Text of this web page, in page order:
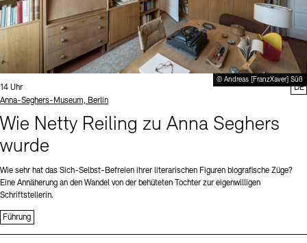
© Andreas [FranzXaver] Süß
Uhrzeit:
14 Uhr
Standort
Anna-Seghers-Museum, Berlin
Wie Netty Reiling zu Anna Seghers
wurde
Wie sehr hat das Sich-Selbst-Befreien ihrer literarischen Figuren biografische Züge?
Eine Annäherung an den Wandel von der behüteten Tochter zur eigenwilligen
Schriftstellerin.
Führung
DE